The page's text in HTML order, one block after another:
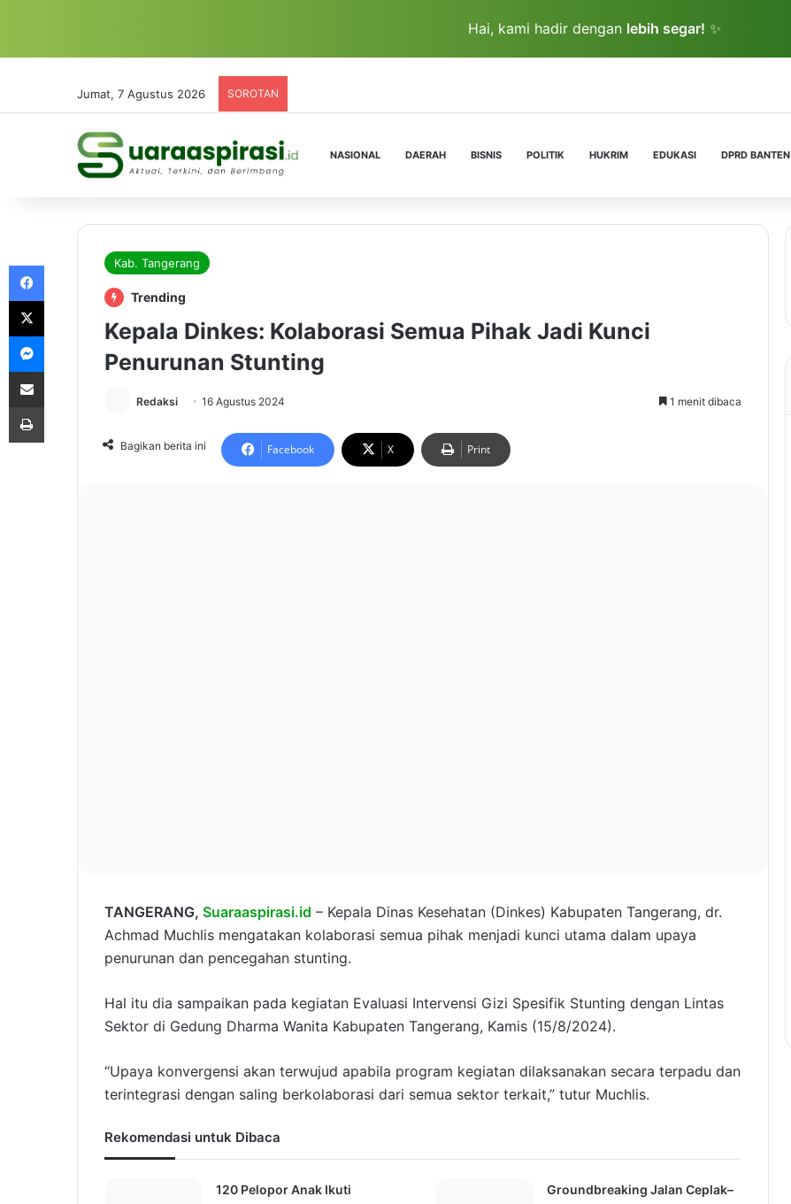
Hai, kami hadir dengan lebih segar! ✨
Jumat, 7 Agustus 2026 SOROTAN
NASIONAL DAERAH BISNIS POLITIK HUKRIM EDUKASI DPRD BANTEN
Kab. Tangerang
Trending
Kepala Dinkes: Kolaborasi Semua Pihak Jadi Kunci
Penurunan Stunting
Redaksi 16 Agustus 2024 1 menit dibaca
Bagikan berita ini Facebook X Print
TANGERANG, Suaraaspirasi.id – Kepala Dinas Kesehatan (Dinkes) Kabupaten Tangerang, dr.
Achmad Muchlis mengatakan kolaborasi semua pihak menjadi kunci utama dalam upaya
penurunan dan pencegahan stunting.
Hal itu dia sampaikan pada kegiatan Evaluasi Intervensi Gizi Spesifik Stunting dengan Lintas
Sektor di Gedung Dharma Wanita Kabupaten Tangerang, Kamis (15/8/2024).
“Upaya konvergensi akan terwujud apabila program kegiatan dilaksanakan secara terpadu dan
terintegrasi dengan saling berkolaborasi dari semua sektor terkait,” tutur Muchlis.
Rekomendasi untuk Dibaca
120 Pelopor Anak Ikuti
Groundbreaking Jalan Ceplak–
Messenger